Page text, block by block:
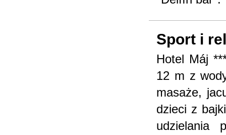
Sport i
Hotel Máj
12 m z
masaże,
dzieci z
udzielania